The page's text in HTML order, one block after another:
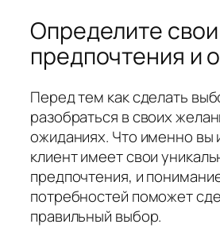
Определите свои
предпочтения и
Перед тем как сделать
разобраться в своих
ожиданиях. Что именно вы
клиент имеет свои
предпочтения, и
потребностей поможет
правильный выбор.